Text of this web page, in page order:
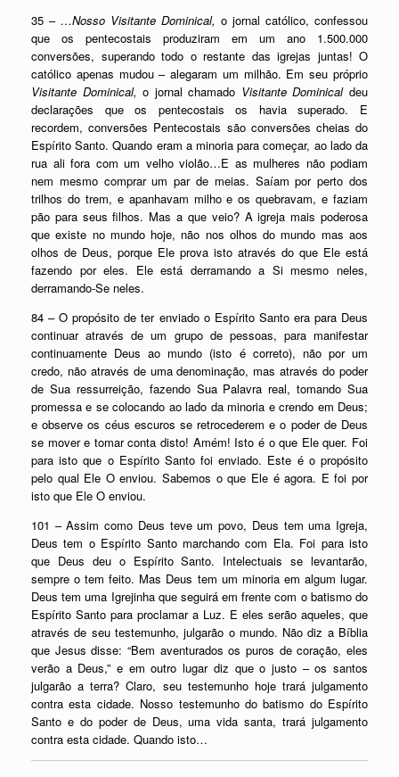
35 – …Nosso Visitante Dominical, o jornal católico, confessou
que os pentecostais produziram em um ano 1.500.000
conversões, superando todo o restante das igrejas juntas! O
católico apenas mudou – alegaram um milhão. Em seu próprio
Visitante Dominical,o jornal chamado Visitante Dominicaldeu
declarações que os pentecostais os havia superado. E
recordem, conversões Pentecostais são conversões cheias do
Espírito Santo. Quando eram a minoria para começar, ao lado da
rua ali fora com um velho violão…E as mulheres não podiam
nem mesmo comprar um par de meias. Saíam por perto dos
trilhos do trem, e apanhavam milho e os quebravam, e faziam
pão para seus filhos. Mas a que veio? A igreja mais poderosa
que existe no mundo hoje, não nos olhos do mundo mas aos
olhos de Deus, porque Ele prova isto através do que Ele está
fazendo por eles. Ele está derramando a Si mesmo neles,
derramando-Se neles.
84 – O propósito de ter enviado o Espírito Santo era para Deus
continuar através de um grupo de pessoas, para manifestar
continuamente Deus ao mundo (isto é correto), não por um
credo, não através de uma denominação, mas através do poder
de Sua ressurreição, fazendo Sua Palavra real, tomando Sua
promessa e se colocando ao lado da minoria e crendo em Deus;
e observe os céus escuros se retrocederem e o poder de Deus
se mover e tomar conta disto! Amém! Isto é o que Ele quer. Foi
para isto que o Espírito Santo foi enviado. Este é o propósito
pelo qual Ele O enviou. Sabemos o que Ele é agora. E foi por
isto que Ele O enviou.
101 – Assim como Deus teve um povo, Deus tem uma Igreja,
Deus tem o Espírito Santo marchando com Ela. Foi para isto
que Deus deu o Espírito Santo. Intelectuais se levantarão,
sempre o tem feito. Mas Deus tem um minoria em algum lugar.
Deus tem uma Igrejinha que seguirá em frente com o batismo do
Espírito Santo para proclamar a Luz. E eles serão aqueles, que
através de seu testemunho, julgarão o mundo. Não diz a Bíblia
que Jesus disse: “Bem aventurados os puros de coração, eles
verão a Deus,” e em outro lugar diz que o justo – os santos
julgarão a terra? Claro, seu testemunho hoje trará julgamento
contra esta cidade. Nosso testemunho do batismo do Espírito
Santo e do poder de Deus, uma vida santa, trará julgamento
contra esta cidade. Quando isto…